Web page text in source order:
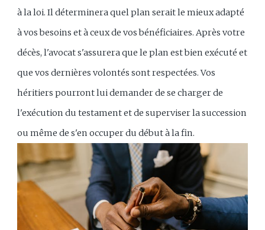
à la loi. Il déterminera quel plan serait le mieux adapté
à vos besoins et à ceux de vos bénéficiaires. Après votre
décès, l'avocat s'assurera que le plan est bien exécuté et
que vos dernières volontés sont respectées. Vos
héritiers pourront lui demander de se charger de
l'exécution du testament et de superviser la succession
ou même de s'en occuper du début à la fin.